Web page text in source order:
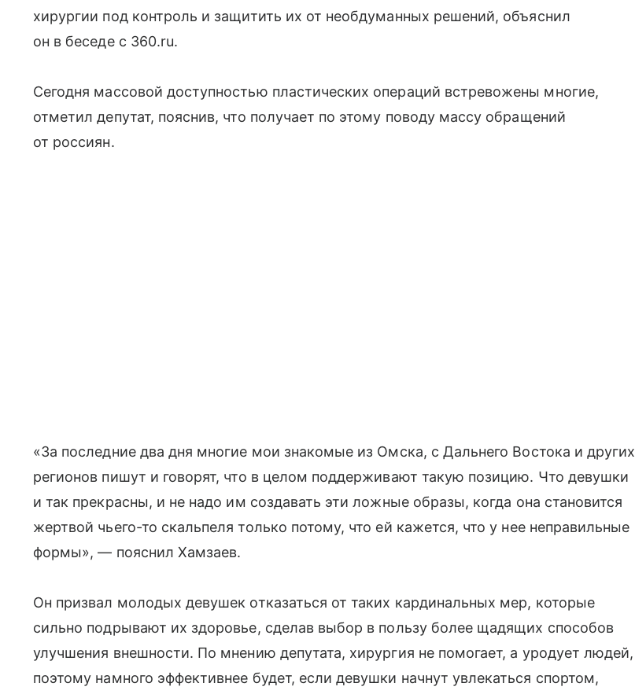
хирургии под контроль и защитить их от необдуманных решений, объяснил
он в беседе с 360.ru.
Сегодня массовой доступностью пластических операций встревожены многие,
отметил депутат, пояснив, что получает по этому поводу массу обращений
от россиян.
«За последние два дня многие мои знакомые из Омска, с Дальнего Востока и других
регионов пишут и говорят, что в целом поддерживают такую позицию. Что девушки
и так прекрасны, и не надо им создавать эти ложные образы, когда она становится
жертвой чьего-то скальпеля только потому, что ей кажется, что у нее неправильные
формы», — пояснил Хамзаев.
Он призвал молодых девушек отказаться от таких кардинальных мер, которые
сильно подрывают их здоровье, сделав выбор в пользу более щадящих способов
улучшения внешности. По мнению депутата, хирургия не помогает, а уродует людей,
поэтому намного эффективнее будет, если девушки начнут увлекаться спортом,